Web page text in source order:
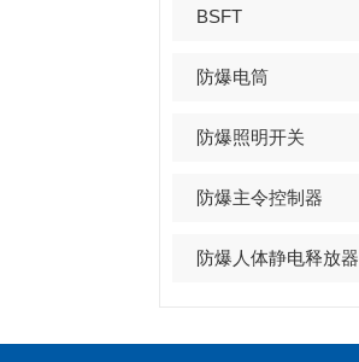
BSFT
防爆电筒
防爆照明开关
防爆主令控制器
防爆人体静电释放器